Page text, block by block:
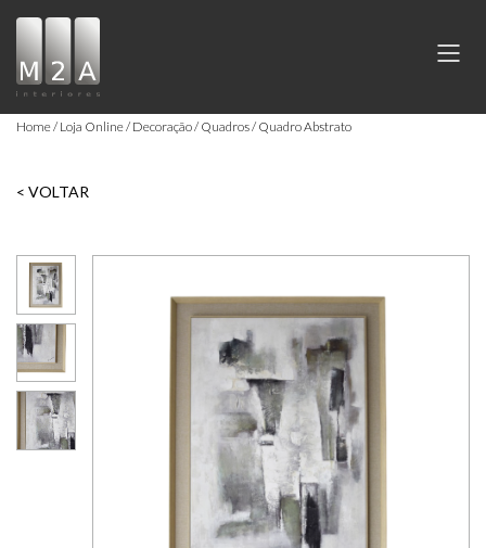
Home Loja Online Decoração Quadros Quadro Abstrato
< VOLTAR